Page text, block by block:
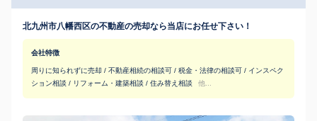
北九州市八幡西区の不動産の売却なら当店にお任せ下さい！
会社特徴
周りに知られずに売却 / 不動産相続の相談可 / 税金・法律の相談可 / インスペク
ション相談 / リフォーム・建築相談 / 住み替え相談
他...